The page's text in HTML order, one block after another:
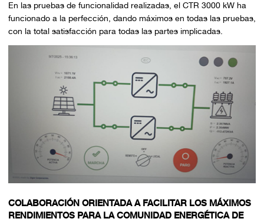
En las pruebas de funcionalidad realizadas, el CTR 3000 kW ha
funcionado a la perfección, dando máximos en todas las pruebas,
con la total satisfacción para todas las partes implicadas.
COLABORACIÓN ORIENTADA A FACILITAR LOS MÁXIMOS
RENDIMIENTOS PARA LA COMUNIDAD ENERGÉTICA DE